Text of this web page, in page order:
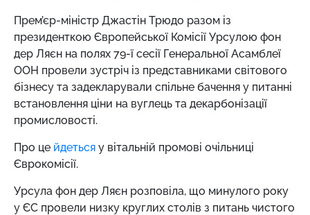
Прем’єр-міністр Джастін Трюдо разом із
президенткою Європейської Комісії Урсулою фон
дер Ляєн на полях 79-ї сесії Генеральної Асамблеї
ООН провели зустріч із представниками світового
бізнесу та задекларували спільне бачення у питанні
встановлення ціни на вуглець та декарбонізації
промисловості.
Про це йдеться у вітальній промові очільниці
Єврокомісії.
Урсула фон дер Ляєн розповіла, що минулого року
у ЄС провели низку круглих столів з питань чистого